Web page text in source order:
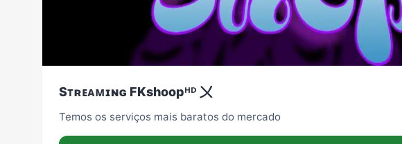
Sᴛʀᴇᴀᴍɪɴɢ FKshoopᴴᴰ 〤
Temos os serviços mais baratos do mercado